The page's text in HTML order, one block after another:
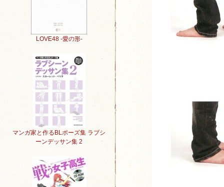
LOVE48 -愛の形-
マンガ家と作るBLポーズ集 ラブシ
ーンデッサン集 2